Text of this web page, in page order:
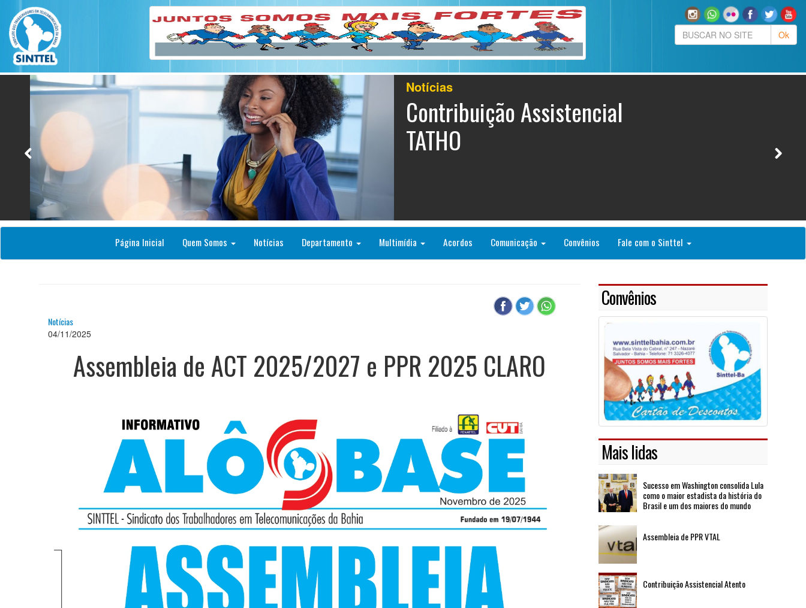
Notícias
Contribuição Assistencial
TATHO
Página Inicial Quem Somos Notícias Departamento Multimídia Acordos Comunicação Convênios Fale com o Sinttel
Notícias
04/11/2025
Assembleia de ACT 2025/2027 e PPR 2025 CLARO
Convênios
Mais lidas
Sucesso em Washington consolida Lula
como o maior estadista da história do
Brasil e um dos maiores do mundo
Assembleia de PPR VTAL
Contribuição Assistencial Atento